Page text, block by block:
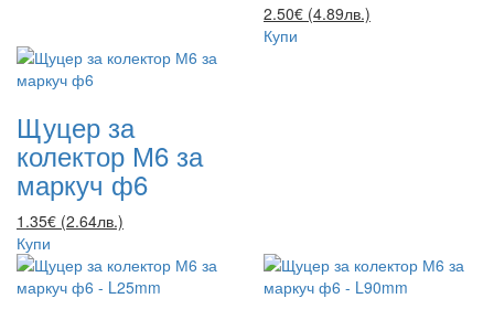
2.50€ (4.89лв.)
Купи
Щуцер за
колектор М6 за
маркуч ф6
1.35€ (2.64лв.)
Купи